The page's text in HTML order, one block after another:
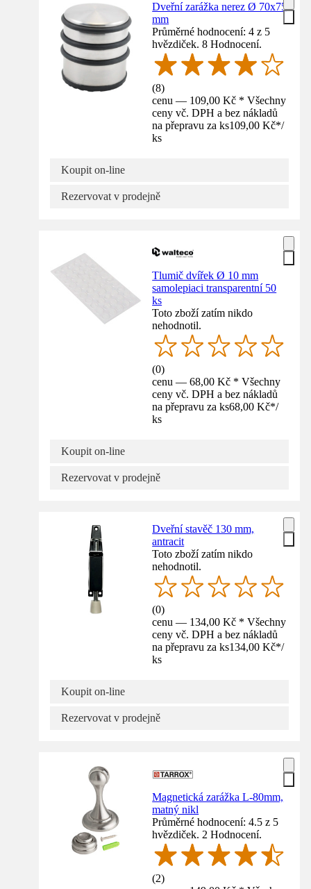
Dveřní zarážka nerez Ø 70x75
mm
Průměrné hodnocení: 4 z 5
hvězdiček. 8 Hodnocení.
(8)
cenu — 109,00 Kč * Všechny
ceny vč. DPH a bez nákladů
na přepravu za ks109,00 Kč*/
ks
Koupit on-line
Rezervovat v prodejně
Tlumič dvířek Ø 10 mm
samolepiaci transparentní 50
ks
Toto zboží zatím nikdo
nehodnotil.
(0)
cenu — 68,00 Kč * Všechny
ceny vč. DPH a bez nákladů
na přepravu za ks68,00 Kč*/
ks
Koupit on-line
Rezervovat v prodejně
Dveřní stavěč 130 mm,
antracit
Toto zboží zatím nikdo
nehodnotil.
(0)
cenu — 134,00 Kč * Všechny
ceny vč. DPH a bez nákladů
na přepravu za ks134,00 Kč*/
ks
Koupit on-line
Rezervovat v prodejně
Magnetická zarážka L-80mm,
matný nikl
Průměrné hodnocení: 4.5 z 5
hvězdiček. 2 Hodnocení.
(2)